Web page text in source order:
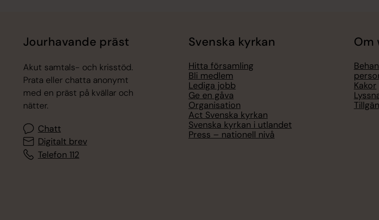
Jourhavande präst
Akut samtals- och krisstöd.
Prata eller chatta anonymt
med en präst på kvällar och
nätter.
Chatt
Digitalt brev
Telefon 112
Svenska kyrkan
Hitta församling
Bli medlem
Lediga jobb
Ge en gåva
Organisation
Act Svenska kyrkan
Svenska kyrkan i utlandet
Press – nationell nivå
Om
Kakor